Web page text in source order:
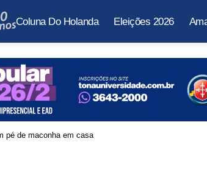
Coluna Do Holanda Eleições 2026
pé de maconha em casa